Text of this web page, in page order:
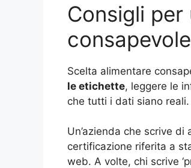
Consigli
consapevole
Scelta alimentare
le etichette, leggere le
che tutti i dati siano reali.
Un’azienda che scrive
certificazione riferita a
web. A volte, chi scrive